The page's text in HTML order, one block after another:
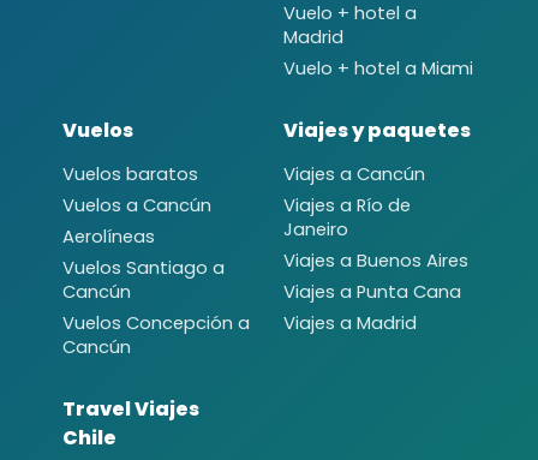
Vuelo + hotel a
Madrid
Vuelo + hotel a Miami
Vuelos
Vuelos baratos
Vuelos a Cancún
Aerolíneas
Vuelos Santiago a
Cancún
Vuelos Concepción a
Cancún
Viajes y paquetes
Viajes a Cancún
Viajes a Río de
Janeiro
Viajes a Buenos Aires
Viajes a Punta Cana
Viajes a Madrid
Travel Viajes
Chile